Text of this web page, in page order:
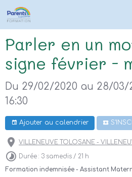
Parler en un
signe février -
Du 29/02/2020 au 28/03/
16:30
Ajouter au calendrier
VILLENEUVE TOLOSANE -
Durée : 3 samedis / 21 h
Formation indemnisée - Assistant